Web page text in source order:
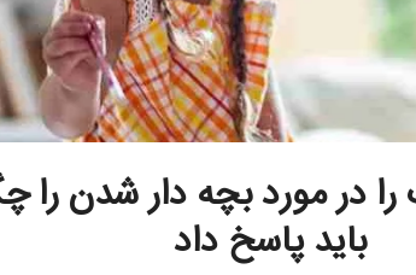
در مورد بچه دار شدن را
باید پاسخ داد